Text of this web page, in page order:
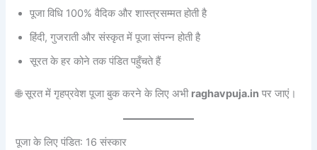
पूजा विधि 100% वैदिक और शास्त्रसम्मत होती है
हिंदी, गुजराती और संस्कृत में पूजा संपन्न होती है
सूरत के हर कोने तक पंडित पहुँचते हैं
🌐 सूरत में गृहप्रवेश पूजा बुक करने के लिए अभी raghavpuja.in पर जाएं।
पूजा के लिए पंडित: 16 संस्कार